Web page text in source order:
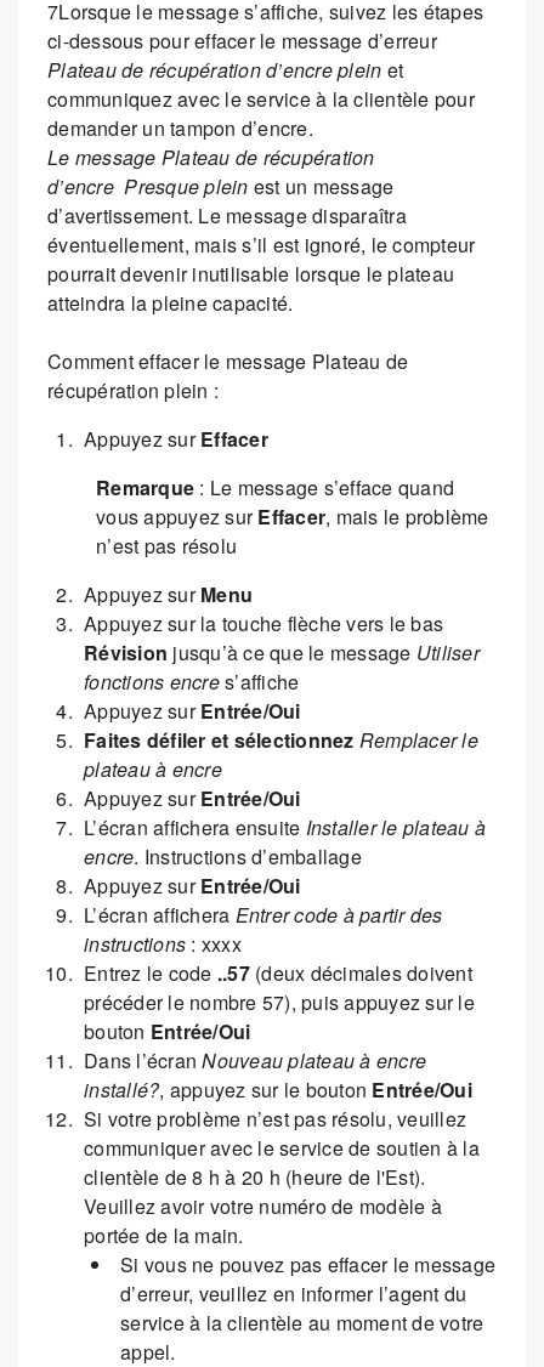
7Lorsque le message s’affiche, suivez les étapes
ci-dessous pour effacer le message d’erreur
Plateau de récupération d’encre plein et
communiquez avec le service à la clientèle pour
demander un tampon d’encre.
Le message Plateau de récupération
d’encre Presque plein est un message
d’avertissement. Le message disparaîtra
éventuellement, mais s’il est ignoré, le compteur
pourrait devenir inutilisable lorsque le plateau
atteindra la pleine capacité.
Comment effacer le message Plateau de
récupération plein :
Appuyez surEffacer
Remarque : Le message s’efface quand
vous appuyez surEffacer, mais le problème
n’est pas résolu
Appuyez surMenu
Appuyez sur la touche flèche vers le bas
Révision jusqu’à ce que le message Utiliser
fonctions encres’affiche
Appuyez surEntrée/Oui
Faites défiler et sélectionnez Remplacer le
plateau à encre
Appuyez surEntrée/Oui
L’écran affichera ensuite Installer le plateau à
encre. Instructions d’emballage
Appuyez surEntrée/Oui
L’écran affichera Entrer code à partir des
instructions : xxxx
Entrez le code ..57(deux décimales doivent
précéder le nombre 57), puis appuyez sur le
bouton Entrée/Oui
Dans l’écranNouveau plateau à encre
installé?, appuyez sur le bouton Entrée/Oui
Si votre problème n’est pas résolu, veuillez
communiquer avec le service de soutien à la
clientèle de 8 h à 20 h (heure de l'Est).
Veuillez avoir votre numéro de modèle à
portée de la main.
Si vous ne pouvez pas effacer le message
d’erreur, veuillez en informer l’agent du
service à la clientèle au moment de votre
appel.